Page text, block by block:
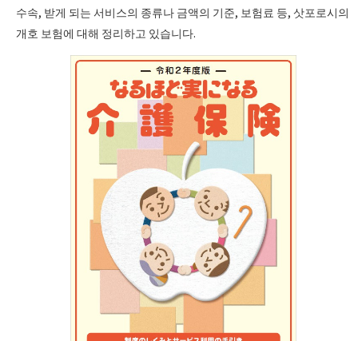
수속, 받게 되는 서비스의 종류나 금액의 기준, 보험료 등, 삿포로시의
개호 보험에 대해 정리하고 있습니다.